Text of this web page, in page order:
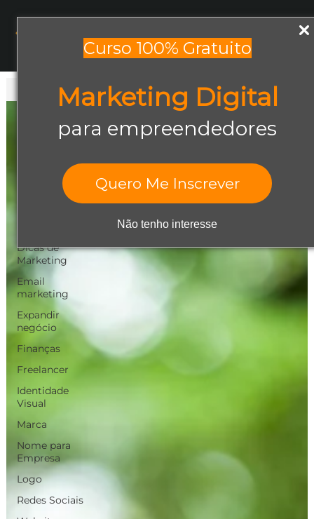
Curso 100% Gratuito
Marketing Digital
para empreendedores
Quero Me Inscrever
Não tenho interesse
Abrir negócio
Design Gráfico
Dicas de
Marketing
Email
marketing
Expandir
negócio
Finanças
Freelancer
Identidade
Visual
Marca
Nome para
Empresa
Logo
Redes Sociais
Todos os posts